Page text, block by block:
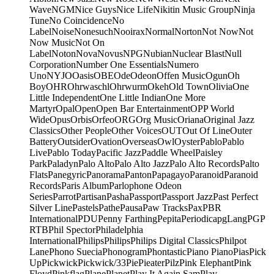
WaveNGMNice GuysNice LifeNikitin Music GroupNinja
TuneNo CoincidenceNo
LabelNoiseNonesuchNooiraxNormalNortonNot NowNot
Now MusicNot On
LabelNotonNovaNovusNPGNubianNuclear BlastNull
CorporationNumber One EssentialsNumero
UnoNYJOOasisOBEOdeOdeonOffen MusicOgunOh
BoyOHROhrwaschlOhrwurmOkehOld TownOliviaOne
Little IndependentOne Little IndianOne More
MartyrOpalOpenOpen Bar EntertainmentOPP World
WideOpusOrbisOrfeoORGOrg MusicOrianaOriginal Jazz
ClassicsOther PeopleOther VoicesOUTOut Of LineOuter
BatteryOutsiderOvationOverseasOwlOysterPabloPablo
LivePablo TodayPacific JazzPaddle WheelPaisley
ParkPaladynPalo AltoPalo Alto JazzPalo Alto RecordsPalto
FlatsPanegyricPanoramaPantonPapagayoParanoidParanoid
RecordsParis AlbumParlophone Odeon
SeriesParrotPartisanPashaPassportPassport JazzPast Perfect
Silver LinePastelsPathePausaPaw TracksPaxPBR
InternationalPDUPenny FarthingPepitaPeriodicapgLangPGP
RTBPhil SpectorPhiladelphia
InternationalPhilipsPhilipsPhilips Digital ClassicsPhilpot
LanePhono SueciaPhonogramPhontasticPiano PianoPiasPick
UpPickwickPickwick/33PiePieaterPilzPink ElephantPink